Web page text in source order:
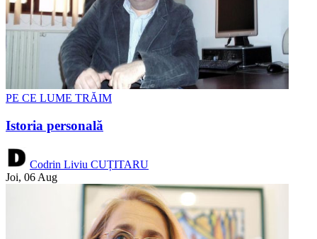
PE CE LUME TRĂIM
Istoria personală
Codrin Liviu CUȚITARU
Joi, 06 Aug